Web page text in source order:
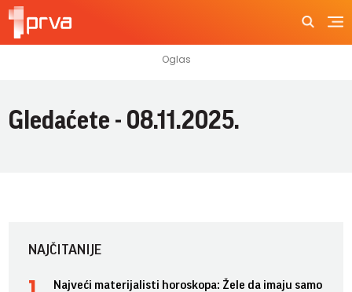
Gledaćete - 08.11.2025.
NAJČITANIJE
Najveći materijalisti horoskopa: Žele da imaju samo